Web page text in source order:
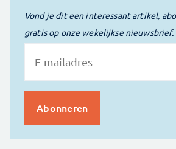
Vond je dit een interessant artikel,
gratis op onze wekelijkse nieuwsbrief.